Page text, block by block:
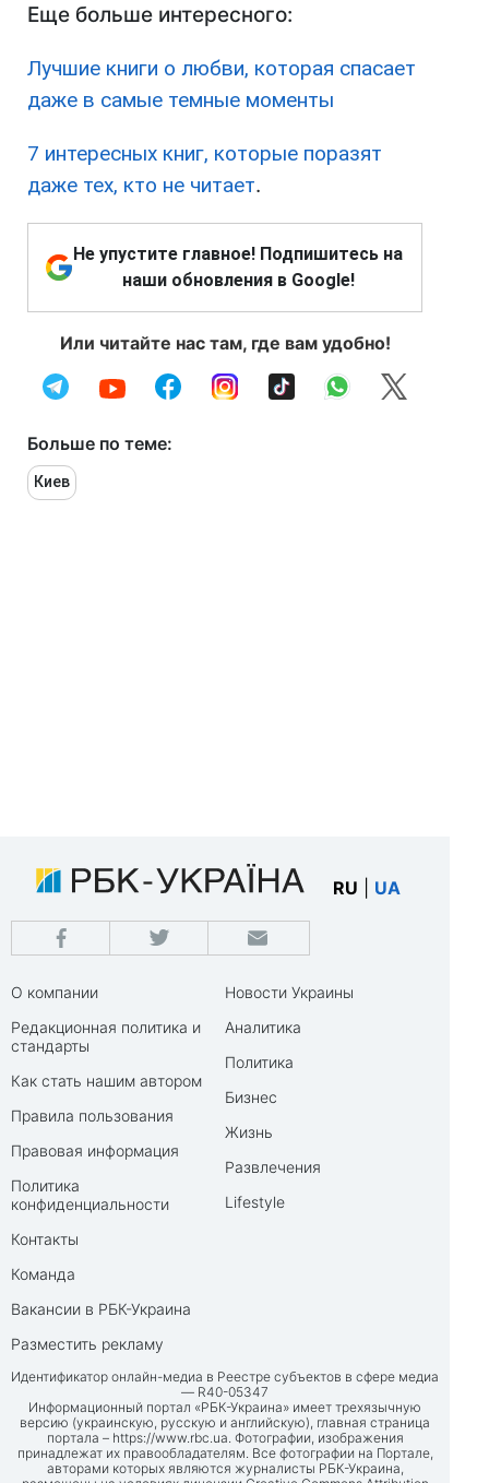
Еще больше интересного:
Лучшие книги о любви, которая спасает
даже в самые темные моменты
7 интересных книг, которые поразят
даже тех, кто не читает.
Не упустите главное! Подпишитесь на
наши обновления в Google!
Или читайте нас там, где вам удобно!
Больше по теме:
Киев
RU UA
О компании
Редакционная политика и
стандарты
Как стать нашим автором
Правила пользования
Правовая информация
Политика
конфиденциальности
Контакты
Команда
Вакансии в РБК-Украина
Разместить рекламу
Новости Украины
Аналитика
Политика
Бизнес
Жизнь
Развлечения
Lifestyle
Идентификатор онлайн-медиа в Реестре субъектов в сфере медиа
— R40-05347
Информационный портал «РБК-Украина» имеет трехязычную
версию (украинскую, русскую и английскую), главная страница
портала – https://www.rbc.ua . Фотографии, изображения
принадлежат их правообладателям. Все фотографии на Портале,
авторами которых являются журналисты РБК-Украина,